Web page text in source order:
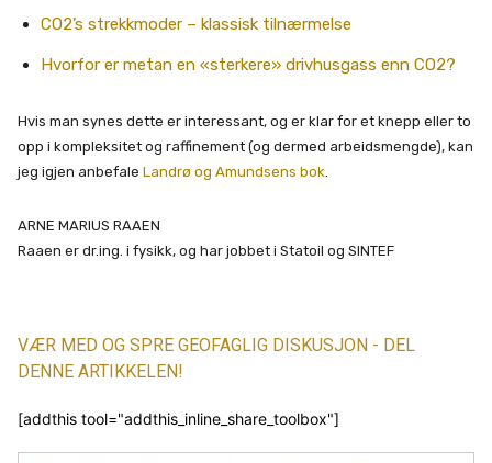
CO2’s strekkmoder – klassisk tilnærmelse
Hvorfor er metan en «sterkere» drivhusgass enn CO2?
Hvis man synes dette er interessant, og er klar for et knepp eller to
opp i kompleksitet og raffinement (og dermed arbeidsmengde), kan
jeg igjen anbefale Landrø og Amundsens bok.
ARNE MARIUS RAAEN
Raaen er dr.ing. i fysikk, og har jobbet i Statoil og SINTEF
VÆR MED OG SPRE GEOFAGLIG DISKUSJON - DEL
DENNE ARTIKKELEN!
[addthis tool="addthis_inline_share_toolbox"]